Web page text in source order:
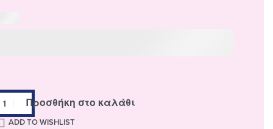
Προσθήκη στο καλάθι
ADD TO WISHLIST